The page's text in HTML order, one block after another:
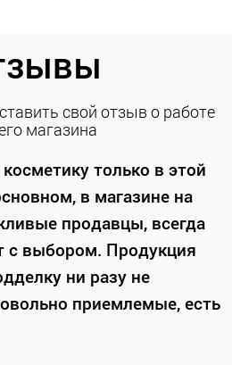
свой отзыв о работе
магазина
только в этой
в магазине на
продавцы, всегда
с выбором. Продукция
ни разу не
приемлемые, есть